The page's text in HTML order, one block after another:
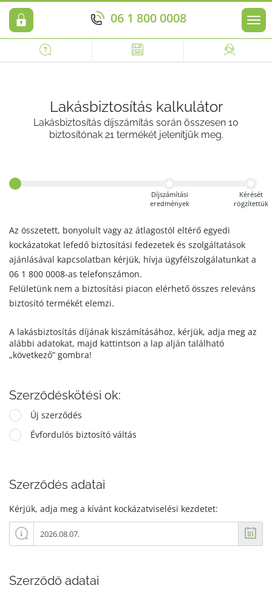
06 1 800 0008
Lakásbiztosítás kalkulátor
Lakásbiztosítás díjszámítás során összesen 10
biztosítónak 21 termékét jelenítjük meg.
Díjszámítási
eredmények
Kérését
rögzítettük
Az összetett, bonyolult vagy az átlagostól eltérő egyedi
kockázatokat lefedő biztosítási fedezetek és szolgáltatások
ajánlásával kapcsolatban kérjük, hívja ügyfélszolgálatunkat a
06 1 800 0008-as telefonszámon.
Felületünk nem a biztosítási piacon elérhető összes releváns
biztosító termékét elemzi.
A lakásbiztosítás díjának kiszámításához, kérjük, adja meg az
alábbi adatokat, majd kattintson a lap alján található
„következő” gombra!
Szerződéskötési ok:
Új szerződés
Évfordulós biztosító váltás
Szerződés adatai
Kérjük, adja meg a kívánt kockázatviselési kezdetet:
Szerződő adatai